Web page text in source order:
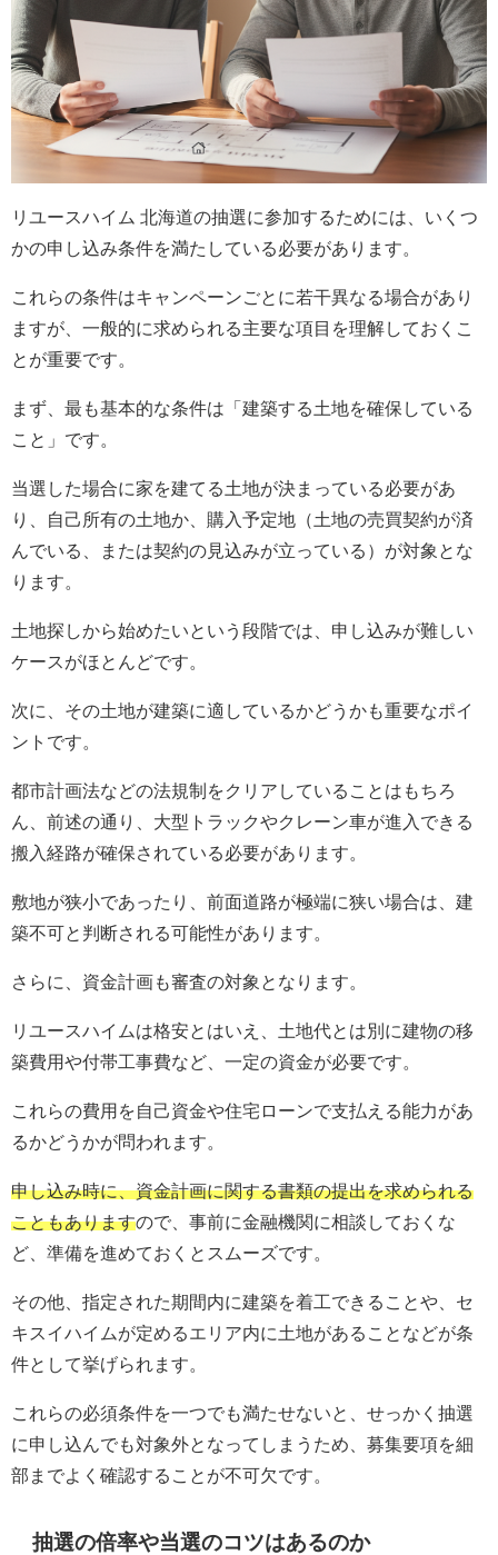
リユースハイム 北海道の抽選に参加するためには、いくつ
かの申し込み条件を満たしている必要があります。
これらの条件はキャンペーンごとに若干異なる場合があり
ますが、一般的に求められる主要な項目を理解しておくこ
とが重要です。
まず、最も基本的な条件は「建築する土地を確保している
こと」です。
当選した場合に家を建てる土地が決まっている必要があ
り、自己所有の土地か、購入予定地（土地の売買契約が済
んでいる、または契約の見込みが立っている）が対象とな
ります。
土地探しから始めたいという段階では、申し込みが難しい
ケースがほとんどです。
次に、その土地が建築に適しているかどうかも重要なポイ
ントです。
都市計画法などの法規制をクリアしていることはもちろ
ん、前述の通り、大型トラックやクレーン車が進入できる
搬入経路が確保されている必要があります。
敷地が狭小であったり、前面道路が極端に狭い場合は、建
築不可と判断される可能性があります。
さらに、資金計画も審査の対象となります。
リユースハイムは格安とはいえ、土地代とは別に建物の移
築費用や付帯工事費など、一定の資金が必要です。
これらの費用を自己資金や住宅ローンで支払える能力があ
るかどうかが問われます。
申し込み時に、資金計画に関する書類の提出を求められる
こともありますので、事前に金融機関に相談しておくな
ど、準備を進めておくとスムーズです。
その他、指定された期間内に建築を着工できることや、セ
キスイハイムが定めるエリア内に土地があることなどが条
件として挙げられます。
これらの必須条件を一つでも満たせないと、せっかく抽選
に申し込んでも対象外となってしまうため、募集要項を細
部までよく確認することが不可欠です。
抽選の倍率や当選のコツはあるのか